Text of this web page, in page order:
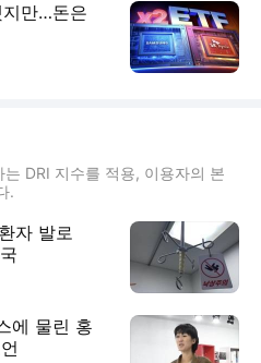
만…돈은
DRI 지수를 적용, 이용자의 본
.
자 발로
에 물린 홍